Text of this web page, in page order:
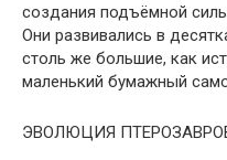
создания подъёмной
Они развивались в
столь же большие, как
маленький бумажный
ЭВОЛЮЦИЯ